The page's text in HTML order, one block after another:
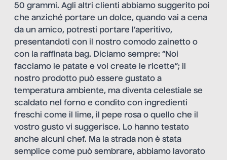
50 grammi. Agli altri clienti abbiamo suggerito poi
che anziché portare un dolce, quando vai a cena
da un amico, potresti portare l’aperitivo,
presentandoti con il nostro comodo zainetto o
con la raffinata bag. Diciamo sempre: “Noi
facciamo le patate e voi create le ricette”; il
nostro prodotto può essere gustato a
temperatura ambiente, ma diventa celestiale se
scaldato nel forno e condito con ingredienti
freschi come il lime, il pepe rosa o quello che il
vostro gusto vi suggerisce. Lo hanno testato
anche alcuni chef. Ma la strada non è stata
semplice come può sembrare, abbiamo lavorato